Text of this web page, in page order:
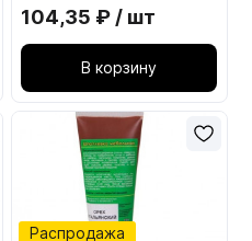
104,35 ₽ / шт
В корзину
Распродажа